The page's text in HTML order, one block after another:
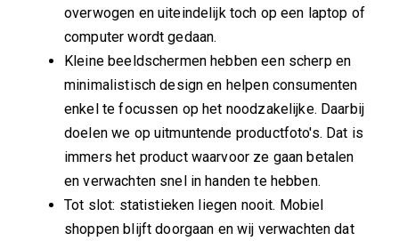
overwogen en uiteindelijk toch op een laptop of
computer wordt gedaan.
Kleine beeldschermen hebben een scherp en
minimalistisch design en helpen consumenten
enkel te focussen op het noodzakelijke. Daarbij
doelen we op uitmuntende productfoto's. Dat is
immers het product waarvoor ze gaan betalen
en verwachten snel in handen te hebben.
Tot slot: statistieken liegen nooit. Mobiel
shoppen blijft doorgaan en wij verwachten dat